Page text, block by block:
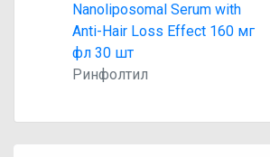
Nanoliposomal Serum with
Anti-Hair Loss Effect 160 мг
фл 30 шт
Ринфолтил